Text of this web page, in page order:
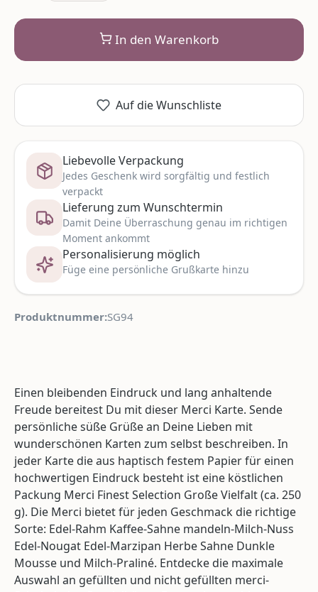
In den Warenkorb
Auf die Wunschliste
Liebevolle Verpackung
Jedes Geschenk wird sorgfältig und festlich
verpackt
Lieferung zum Wunschtermin
Damit Deine Überraschung genau im richtigen
Moment ankommt
Personalisierung möglich
Füge eine persönliche Grußkarte hinzu
Produktnummer:SG94
Einen bleibenden Eindruck und lang anhaltende
Freude bereitest Du mit dieser Merci Karte. Sende
persönliche süße Grüße an Deine Lieben mit
wunderschönen Karten zum selbst beschreiben. In
jeder Karte die aus haptisch festem Papier für einen
hochwertigen Eindruck besteht ist eine köstlichen
Packung Merci Finest Selection Große Vielfalt (ca. 250
g). Die Merci bietet für jeden Geschmack die richtige
Sorte: Edel-Rahm Kaffee-Sahne mandeln-Milch-Nuss
Edel-Nougat Edel-Marzipan Herbe Sahne Dunkle
Mousse und Milch-Praliné. Entdecke die maximale
Auswahl an gefüllten und nicht gefüllten merci-